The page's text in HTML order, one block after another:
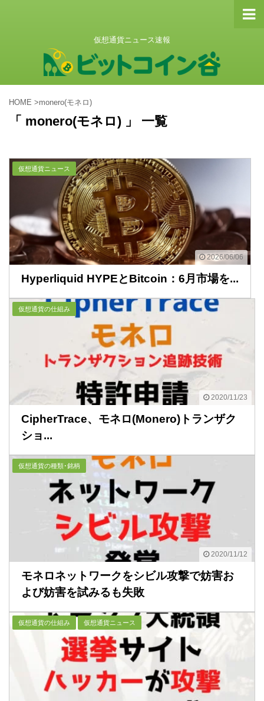
仮想通貨ニュース速報
HOME >monero(モネロ)
「 monero(モネロ) 」 一覧
2026/06/06
仮想通貨ニュース
Hyperliquid HYPEとBitcoin：6月市場を...
2020/11/23
仮想通貨の仕組み
CipherTrace、モネロ(Monero)トランザク
ショ...
2020/11/12
仮想通貨の種類･銘柄
モネロネットワークをシビル攻撃で妨害お
よび妨害を試みるも失敗
仮想通貨の仕組み 仮想通貨ニュース